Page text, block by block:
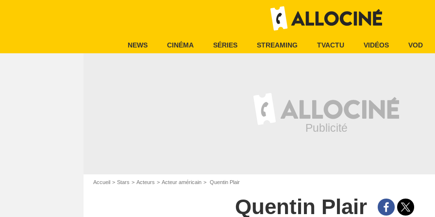
NEWS CINÉMA SÉRIES STREAMING TVACTU VIDÉOS VOD
Accueil Stars Acteurs Acteur américain Quentin Plair
Quentin Plair